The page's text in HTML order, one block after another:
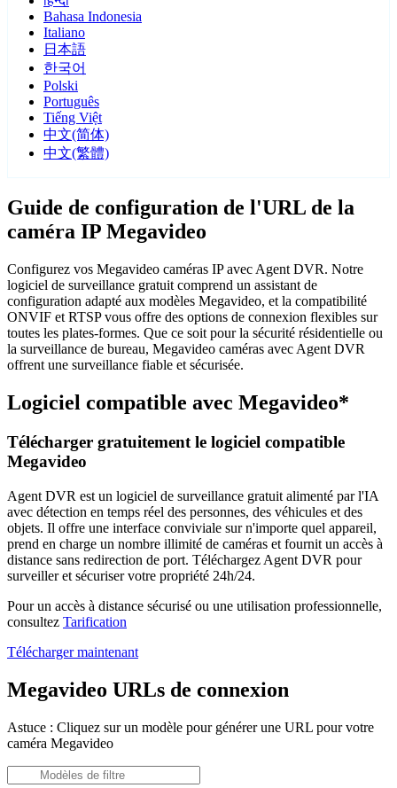
Bahasa Indonesia
Italiano
日本語
한국어
Polski
Português
Tiếng Việt
中文(简体)
中文(繁體)
Guide de configuration de l'URL de la
caméra IP Megavideo
Configurez vos Megavideo caméras IP avec Agent DVR. Notre
logiciel de surveillance gratuit comprend un assistant de
configuration adapté aux modèles Megavideo, et la compatibilité
ONVIF et RTSP vous offre des options de connexion flexibles sur
toutes les plates-formes. Que ce soit pour la sécurité résidentielle ou
la surveillance de bureau, Megavideo caméras avec Agent DVR
offrent une surveillance fiable et sécurisée.
Logiciel compatible avec Megavideo*
Télécharger gratuitement le logiciel compatible
Megavideo
Agent DVR est un logiciel de surveillance gratuit alimenté par l'IA
avec détection en temps réel des personnes, des véhicules et des
objets. Il offre une interface conviviale sur n'importe quel appareil,
prend en charge un nombre illimité de caméras et fournit un accès à
distance sans redirection de port. Téléchargez Agent DVR pour
surveiller et sécuriser votre propriété 24h/24.
Pour un accès à distance sécurisé ou une utilisation professionnelle,
consultez Tarification
Télécharger maintenant
Megavideo URLs de connexion
Astuce : Cliquez sur un modèle pour générer une URL pour votre
caméra Megavideo